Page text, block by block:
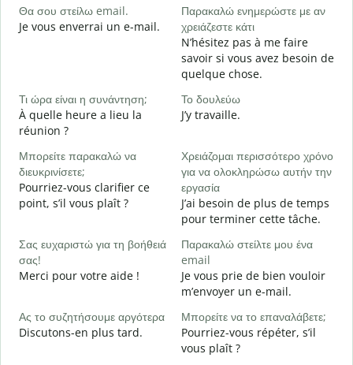
Θα σου στείλω email.
Je vous enverrai un e-mail.
Παρακαλώ ενημερώστε με αν
χρειάζεστε κάτι
N’hésitez pas à me faire
savoir si vous avez besoin de
quelque chose.
Τι ώρα είναι η συνάντηση;
À quelle heure a lieu la
réunion ?
Το δουλεύω
J’y travaille.
Μπορείτε παρακαλώ να
διευκρινίσετε;
Pourriez-vous clarifier ce
point, s’il vous plaît ?
Χρειάζομαι περισσότερο χρόνο
για να ολοκληρώσω αυτήν την
εργασία
J’ai besoin de plus de temps
pour terminer cette tâche.
Σας ευχαριστώ για τη βοήθειά
σας!
Merci pour votre aide !
Παρακαλώ στείλτε μου ένα
email
Je vous prie de bien vouloir
m’envoyer un e-mail.
Ας το συζητήσουμε αργότερα
Discutons-en plus tard.
Μπορείτε να το επαναλάβετε;
Pourriez-vous répéter, s’il
vous plaît ?